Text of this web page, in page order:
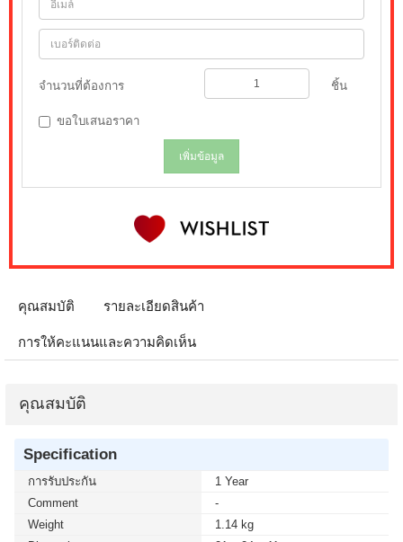
จำนวนที่ต้องการ ชิ้น
ขอใบเสนอราคา
เพิ่มข้อมูล
คุณสมบัติ รายละเอียดสินค้า
การให้คะแนนและความคิดเห็น
คุณสมบัติ
Specification
การรับประกัน
1 Year
Comment
-
Weight
1.14 kg